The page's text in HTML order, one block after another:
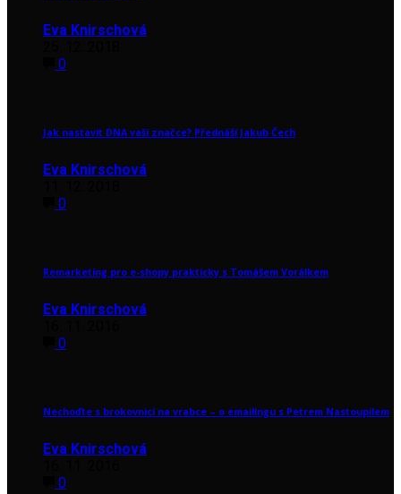
Eva Knirschová
0
Jak nastavit DNA vaší značce? Přednáší Jakub Čech
Eva Knirschová
0
Remarketing pro e-shopy prakticky s Tomášem Vorálkem
Eva Knirschová
0
Nechoďte s brokovnicí na vrabce – o emailingu s Petrem Nastoupilem
Eva Knirschová
0